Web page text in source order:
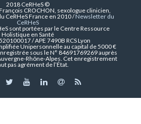
2018 CeRHeS ©
CROCHON, sexologue clinicien,
CeRHeS France en 2010 /Newsletter du
CeRHeS
sont portées par le Centre Ressource
Holistique en Santé
/ APE 7490B RCS Lyon
Unipersonnelle au capital de 5000 €
sous le N° 84691769269 auprès
Rhône-Alpes. Cet enregistrement
pas agrément de l’État.